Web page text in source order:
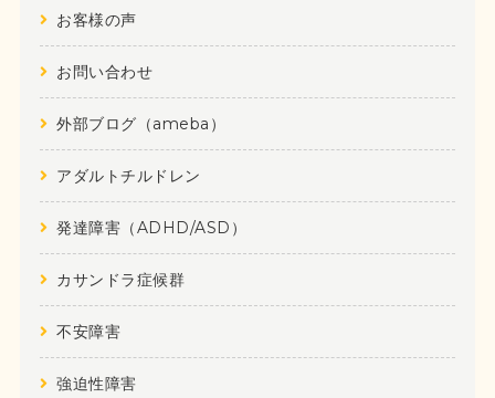
お客様の声
お問い合わせ
外部ブログ（ameba）
アダルトチルドレン
発達障害（ADHD/ASD）
カサンドラ症候群
不安障害
強迫性障害